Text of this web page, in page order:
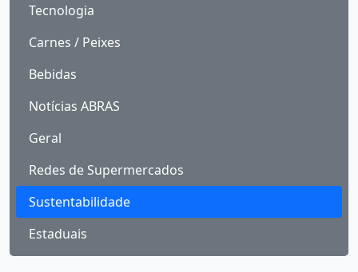
Tecnologia
Carnes / Peixes
Bebidas
Notícias ABRAS
Geral
Redes de Supermercados
Sustentabilidade
Estaduais